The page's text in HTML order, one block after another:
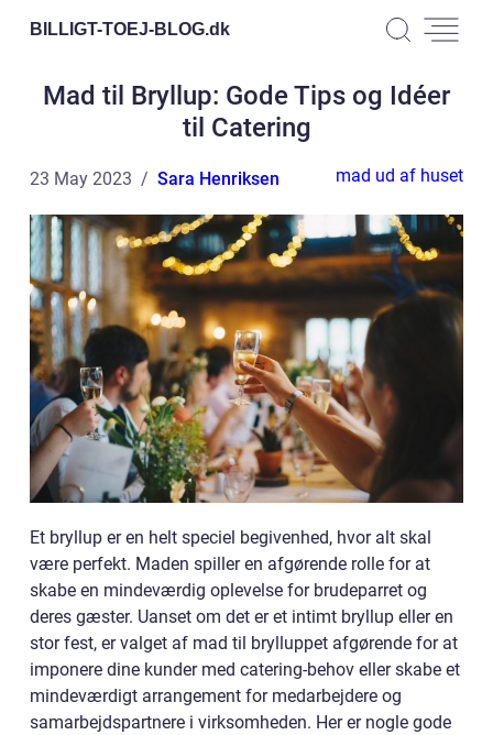
BILLIGT-TOEJ-BLOG.dk
Mad til Bryllup: Gode Tips og Idéer
til Catering
23 May 2023 Sara Henriksen mad ud af huset
Et bryllup er en helt speciel begivenhed, hvor alt skal
være perfekt. Maden spiller en afgørende rolle for at
skabe en mindeværdig oplevelse for brudeparret og
deres gæster. Uanset om det er et intimt bryllup eller en
stor fest, er valget af mad til brylluppet afgørende for at
imponere dine kunder med catering-behov eller skabe et
mindeværdigt arrangement for medarbejdere og
samarbejdspartnere i virksomheden. Her er nogle gode